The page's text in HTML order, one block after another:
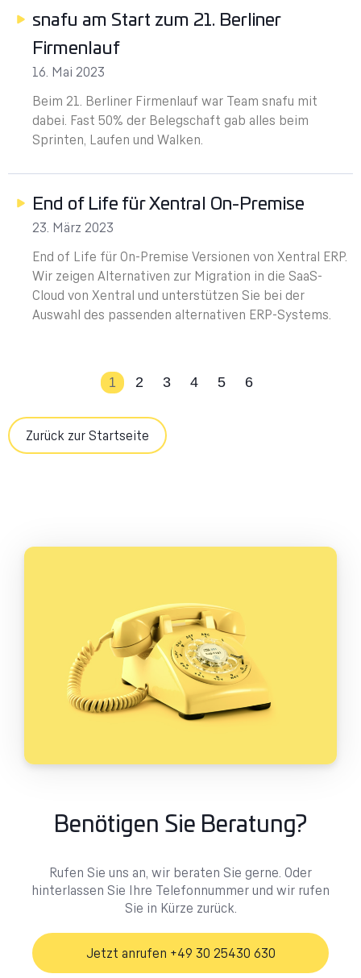
snafu am Start zum 21. Berliner
Firmenlauf
16. Mai 2023
Beim 21. Berliner Firmenlauf war Team snafu mit
dabei. Fast 50% der Belegschaft gab alles beim
Sprinten, Laufen und Walken.
End of Life für Xentral On-Premise
23. März 2023
End of Life für On-Premise Versionen von Xentral ERP.
Wir zeigen Alternativen zur Migration in die SaaS-
Cloud von Xentral und unterstützen Sie bei der
Auswahl des passenden alternativen ERP-Systems.
1 2 3 4 5 6
Zurück zur Startseite
Benötigen Sie Beratung?
Rufen Sie uns an, wir beraten Sie gerne. Oder
hinterlassen Sie Ihre Telefonnummer und wir rufen
Sie in Kürze zurück.
Jetzt anrufen +49 30 25430 630